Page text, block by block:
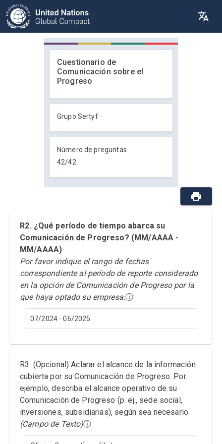
Cuestionario de
Comunicación sobre el
Progreso
Grupo Sertyf
Número de preguntas
42/42
R2. ¿Qué período de tiempo abarca su
Comunicación de Progreso? (MM/AAAA -
MM/AAAA)
Por favor indique el rango de fechas
correspondiente al período de reporte considerado
en la opción de Comunicación de Progreso por la
que haya optado su empresa.ⓘ
07/2024 - 06/2025
R3. (Opcional) Aclarar el alcance de la información
cubierta por su Comunicación de Progreso. Por
ejemplo, describa el alcance operativo de su
Comunicación de Progreso (p. ej., sede social,
inversiones, subsidiarias), según sea necesario.
(Campo de Texto)ⓘ